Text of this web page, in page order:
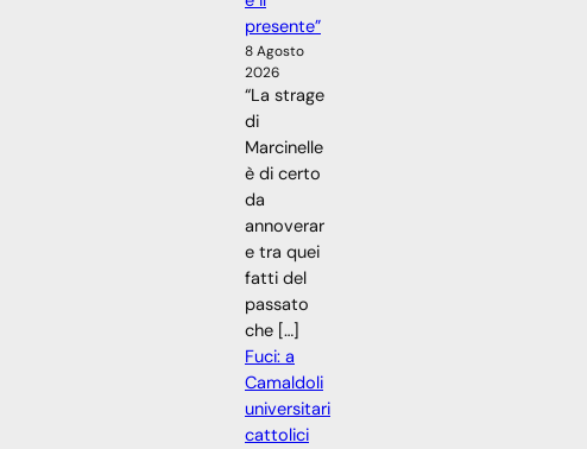
presente”
8 Agosto
2026
“La strage
di
Marcinelle
è di certo
da
annoverar
e tra quei
fatti del
passato
che […]
Fuci: a
Camaldoli
universitari
cattolici